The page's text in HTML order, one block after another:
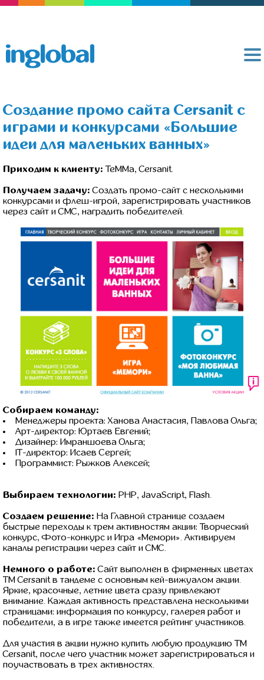
Создание промо сайта Cersanit с
играми и конкурсами «Большие
идеи для маленьких ванных»
Приходим к клиенту: TeMMa, Cersanit.
Получаем задачу: Создать промо-сайт с несколькими
конкурсами и флеш-игрой, зарегистрировать участников
через сайт и СМС, наградить победителей.
Собираем команду:
Менеджеры проекта: Ханова Анастасия, Павлова Ольга;
Арт-директор: Юртаев Евгений;
Дизайнер: Имраншоева Ольга;
IT-директор: Исаев Сергей;
Программист: Рыжков Алексей;
Выбираем технологии: PHP, JavaScript, Flash.
Создаем решение: На Главной странице создаем
быстрые переходы к трем активностям акции: Творческий
конкурс, Фото-конкурс и Игра «Мемори». Активируем
каналы регистрации через сайт и СМС.
Немного о работе: Сайт выполнен в фирменных цветах
ТМ Cersanit в тандеме с основным кей-вижуалом акции.
Яркие, красочные, летние цвета сразу привлекают
внимание. Каждая активность представлена несколькими
страницами: информация по конкурсу, галерея работ и
победители, а в игре также имеется рейтинг участников.
Для участия в акции нужно купить любую продукцию ТМ
Cersanit, после чего участник может зарегистрироваться и
поучаствовать в трех активностях.